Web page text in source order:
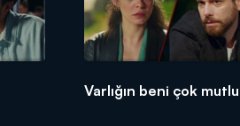
Varlığın beni çok